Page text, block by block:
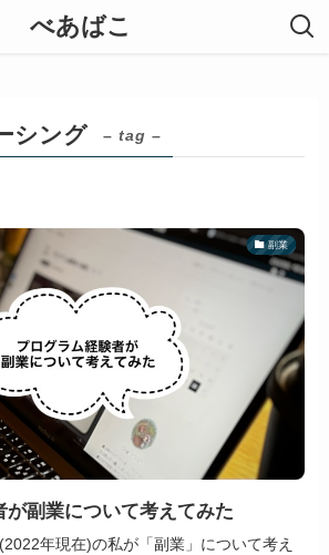
べあばこ
シング – tag –
副業
が副業について考えてみた
年現在)の私が「副業」について考え